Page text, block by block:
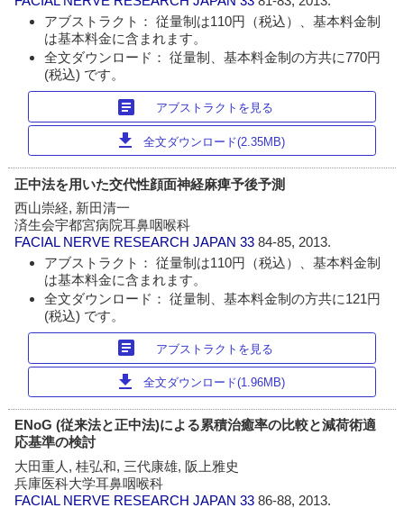
アブストラクト： 従量制は110円（税込）、基本料金制
は基本料金に含まれます。
全文ダウンロード： 従量制、基本料金制の方共に770円
(税込) です。
article アブストラクトを見る
download 全文ダウンロード(2.35MB)
正中法を用いた交代性顔面神経麻痺予後予測
西山崇経, 新田清一
済生会宇都宮病院耳鼻咽喉科
FACIAL NERVE RESEARCH JAPAN 3384-85, 2013.
アブストラクト： 従量制は110円（税込）、基本料金制
は基本料金に含まれます。
全文ダウンロード： 従量制、基本料金制の方共に121円
(税込) です。
article アブストラクトを見る
download 全文ダウンロード(1.96MB)
ENoG (従来法と正中法)による累積治癒率の比較と減荷術適
応基準の検討
大田重人, 桂弘和, 三代康雄, 阪上雅史
兵庫医科大学耳鼻咽喉科
FACIAL NERVE RESEARCH JAPAN 3386-88, 2013.